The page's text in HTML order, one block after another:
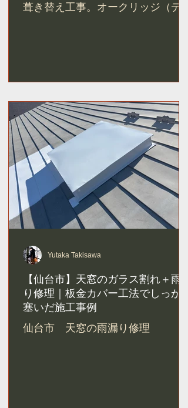
葺き替え工事。オークリッジ（デザ
【仙台市】天窓のガラス割れ＋雨漏
り修理｜板金カバー工法でしっかり
塞いだ施工事例
仙台市 天窓の雨漏り修理
Yutaka Takisawa